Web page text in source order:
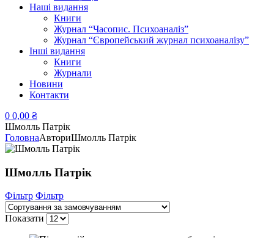
Наші видання
Книги
Журнал “Часопис. Психоаналіз”
Журнал “Європейський журнал психоаналізу”
Інші видання
Книги
Журнали
Новини
Контакти
0 0,00 ₴
Шмолль Патрік
ГоловнаАвториШмолль Патрік
Шмолль Патрік
Фільтр Фільтр
Показати